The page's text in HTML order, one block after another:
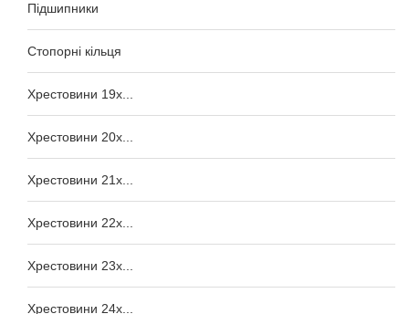
Підшипники
Стопорні кільця
Хрестовини 19x...
Хрестовини 20x...
Хрестовини 21x...
Хрестовини 22x...
Хрестовини 23x...
Хрестовини 24x...